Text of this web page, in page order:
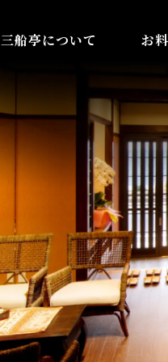
三船亭について お